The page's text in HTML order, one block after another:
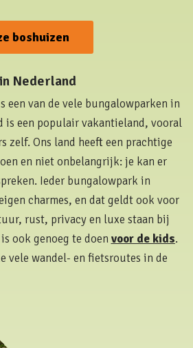
boshuizen
Nederland
een van de vele bungalowparken in
is een populair vakantieland, vooral
zelf. Ons land heeft een prachtige
en niet onbelangrijk: je kan er
Ieder bungalowpark in
charmes, en dat geldt ook voor
rust, privacy en luxe staan bij
ook genoeg te doenvoor de kids.
vele wandel- en fietsroutes in de